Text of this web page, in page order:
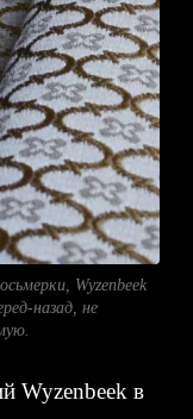
Wyzenbeek
назад, не
Wyzenbeek в